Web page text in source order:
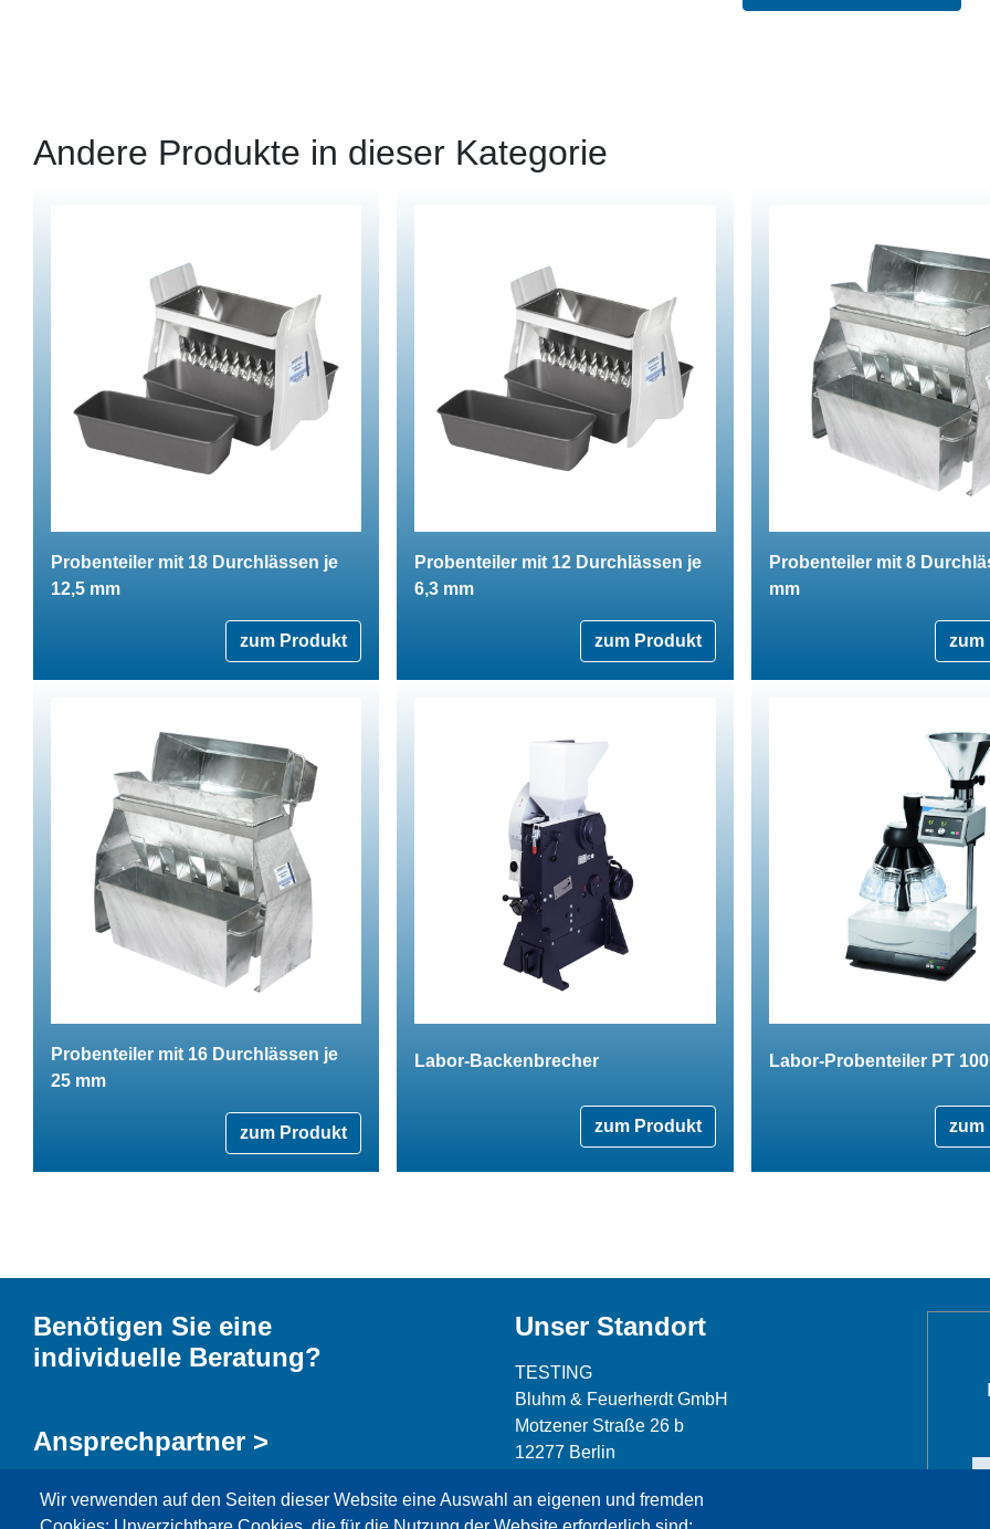
Andere Produkte in dieser Kategorie
Probenteiler mit 18 Durchlässen je
12,5 mm
zum Produkt
Probenteiler mit 12 Durchlässen je
6,3 mm
zum Produkt
Probenteiler mit 8
mm
zum
Probenteiler mit 16 Durchlässen je
25 mm
zum Produkt
Labor-Backenbrecher
zum Produkt
Labor-Probenteiler PT 100
zum
Wir verwenden auf den Seiten dieser Website eine Auswahl an eigenen und fremden
Benötigen Sie eine
individuelle Beratung?
Ansprechpartner >
Unser Standort
TESTING
Bluhm & Feuerherdt GmbH
Motzener Straße 26 b
12277 Berlin
Telefax: +49 30 7109645-98